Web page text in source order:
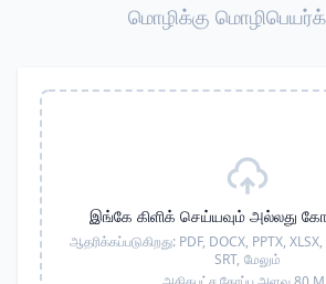
மொழிக்கு
இங்கே கிளிக் செய்யவும் அல்லது
ஆதரிக்கப்படுகிறது: PDF, DOCX, PPTX,
SRT, மேலும்